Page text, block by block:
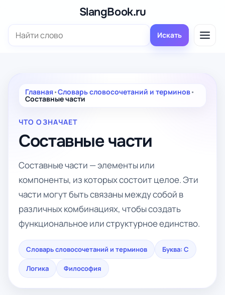
содержимому
SlangBook.ru
Поиск: Искать
Главная•Словарь словосочетаний и терминов•
Составные части
ЧТО ОЗНАЧАЕТ
Составные части
Составные части — элементы или
компоненты, из которых состоит целое. Эти
части могут быть связаны между собой в
различных комбинациях, чтобы создать
функциональное или структурное единство.
Словарь словосочетаний и терминов Буква: С
Логика Философия